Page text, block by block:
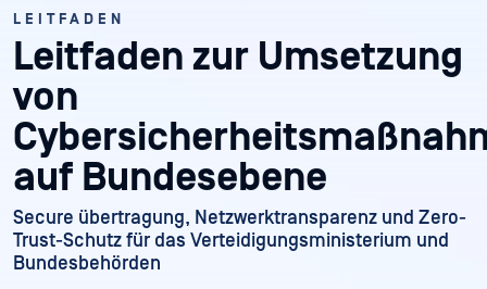
LEITFADEN
Leitfaden zur Umsetzung
von
auf Bundesebene
Secure übertragung, Netzwerktransparenz und Zero-
Trust-Schutz für das Verteidigungsministerium und
Bundesbehörden